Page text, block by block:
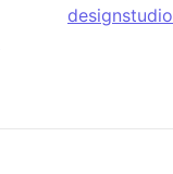
designstudio